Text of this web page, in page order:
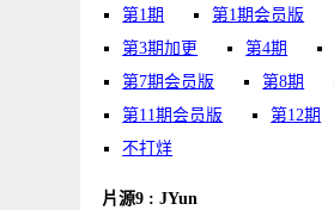
第1期
第1期会员版
第3期加更
第4期
第7期会员版
第8期
第11期会员版
第12期
不打烊
片源9 : JYun